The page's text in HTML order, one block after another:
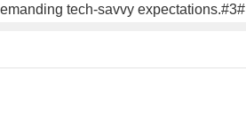
tech-savvy expectations.#3#